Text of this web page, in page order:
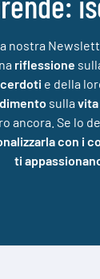
nostra
riflessione
e della
sulla vita
ancora. Se lo
con i
ti